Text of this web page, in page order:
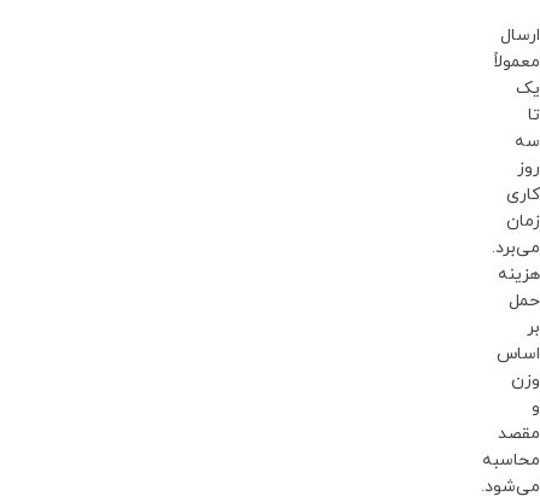
ارسال
معمولاً
یک
تا
سه
روز
کاری
زمان
می‌برد.
هزینه
حمل
بر
اساس
وزن
و
مقصد
محاسبه
می‌شود.